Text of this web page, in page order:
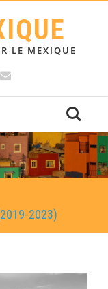
LE MEXIQUE
2023)